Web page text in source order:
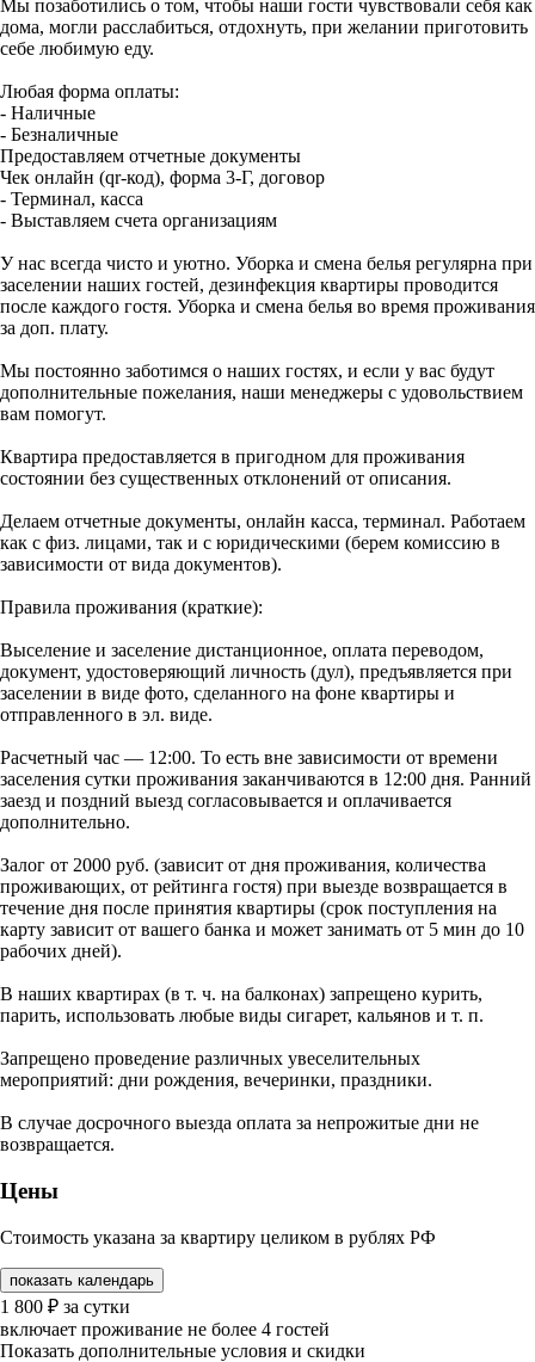
Мы позаботились о том, чтобы наши гости чувствовали себя как
дома, могли расслабиться, отдохнуть, при желании приготовить
себе любимую еду.
Любая форма оплаты:
- Наличные
- Безналичные
Предоставляем отчетные документы
Чек онлайн (qr-код), форма 3-Г, договор
- Терминал, касса
- Выставляем счета организациям
У нас всегда чисто и уютно. Уборка и смена белья регулярна при
заселении наших гостей, дезинфекция квартиры проводится
после каждого гостя. Уборка и смена белья во время проживания
за доп. плату.
Мы постоянно заботимся о наших гостях, и если у вас будут
дополнительные пожелания, наши менеджеры с удовольствием
вам помогут.
Квартира предоставляется в пригодном для проживания
состоянии без существенных отклонений от описания.
Делаем отчетные документы, онлайн касса, терминал. Работаем
как с физ. лицами, так и с юридическими (берем комиссию в
зависимости от вида документов).
Правила проживания (краткие):
Выселение и заселение дистанционное, оплата переводом,
документ, удостоверяющий личность (дул), предъявляется при
заселении в виде фото, сделанного на фоне квартиры и
отправленного в эл. виде.
Расчетный час — 12:00. То есть вне зависимости от времени
заселения сутки проживания заканчиваются в 12:00 дня. Ранний
заезд и поздний выезд согласовывается и оплачивается
дополнительно.
Залог от 2000 руб. (зависит от дня проживания, количества
проживающих, от рейтинга гостя) при выезде возвращается в
течение дня после принятия квартиры (срок поступления на
карту зависит от вашего банка и может занимать от 5 мин до 10
рабочих дней).
В наших квартирах (в т. ч. на балконах) запрещено курить,
парить, использовать любые виды сигарет, кальянов и т. п.
Запрещено проведение различных увеселительных
мероприятий: дни рождения, вечеринки, праздники.
В случае досрочного выезда оплата за непрожитые дни не
возвращается.
Цены
Стоимость указана за квартиру целиком в рублях РФ
показать календарь
1 800 ₽ за сутки
включает проживание не более 4 гостей
Показать дополнительные условия и скидки